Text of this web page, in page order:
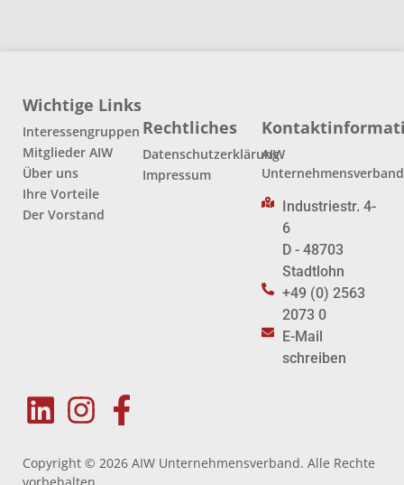
Wichtige Links
Interessengruppen
Mitglieder AIW
Über uns
Ihre Vorteile
Der Vorstand
Rechtliches
Datenschutzerklärung
Impressum
AIW
Unternehmensverband
Industriestr. 4-
6
D - 48703
Stadtlohn
+49 (0) 2563
2073 0
E-Mail
schreiben
Copyright © 2026 AIW Unternehmensverband. Alle Rechte